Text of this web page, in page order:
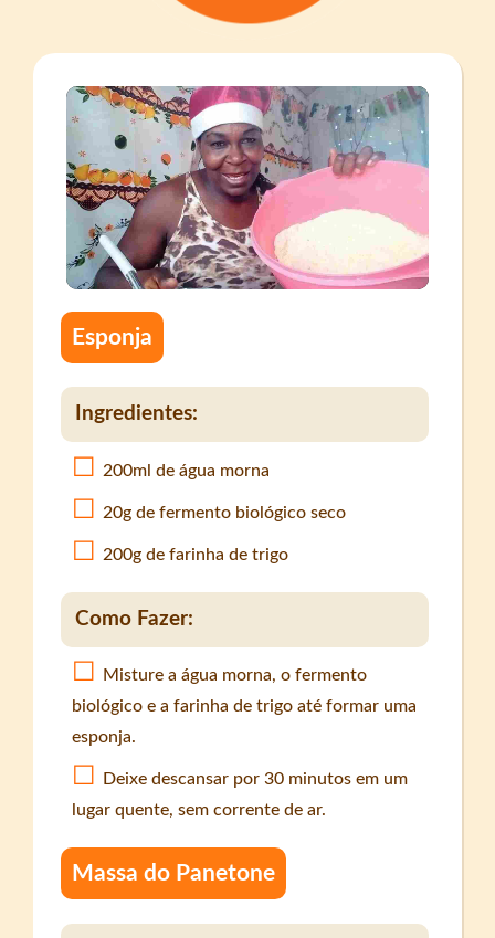
Esponja
Ingredientes:
200ml de água morna
20g de fermento biológico seco
200g de farinha de trigo
Como Fazer:
Misture a água morna, o fermento
biológico e a farinha de trigo até formar uma
esponja.
Deixe descansar por 30 minutos em um
lugar quente, sem corrente de ar.
Massa do Panetone